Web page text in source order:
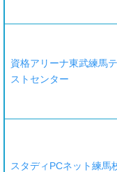
資格アリーナ東武練馬テ
ストセンター
スタディPCネット練馬